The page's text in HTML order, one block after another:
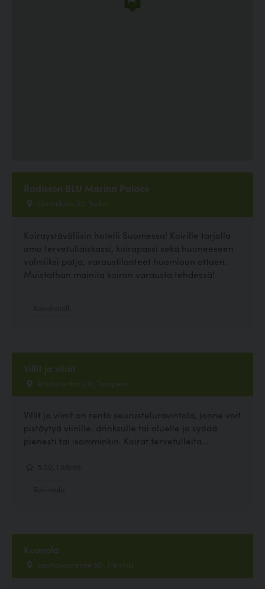
Radisson BLU Marina Palace
Linnankatu 32, Turku
Koiraystävällisin hotelli Suomessa! Koirille tarjolla
oma tervetuliaiskassi, koirapassi sekä huoneeseen
valmiiksi patja, varaustilanteet huomioon ottaen.
Muistathan mainita koiran varausta tehdessä!
Villit ja viinit
Rautatienkatu 12, Tampere
Villit ja viinit on rento seurusteluravintola, jonne voit
pistäytyä viinille, drinksulle tai oluelle ja syödä
pienesti tai isomminkin. Koirat tervetulleita...
Kuonola
Lauttasaarentie 50 , Helsinki